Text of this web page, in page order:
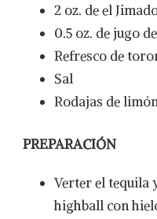
2 oz. de el
0.5 oz. de jugo
Refresco de
Sal
Rodajas de
PREPARACIÓN
Verter el tequila
highball con